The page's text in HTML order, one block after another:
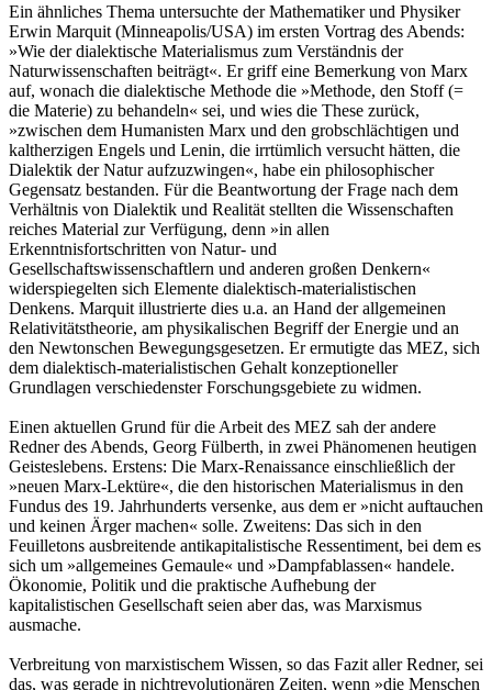
Ein ähnliches Thema untersuchte der Mathematiker und Physiker
Erwin Marquit (Minneapolis/USA) im ersten Vortrag des Abends:
»Wie der dialektische Materialismus zum Verständnis der
Naturwissenschaften beiträgt«. Er griff eine Bemerkung von Marx
auf, wonach die dialektische Methode die »Methode, den Stoff (=
die Materie) zu behandeln« sei, und wies die These zurück,
»zwischen dem Humanisten Marx und den grobschlächtigen und
kaltherzigen Engels und Lenin, die irrtümlich versucht hätten, die
Dialektik der Natur aufzuzwingen«, habe ein philosophischer
Gegensatz bestanden. Für die Beantwortung der Frage nach dem
Verhältnis von Dialektik und Realität stellten die Wissenschaften
reiches Material zur Verfügung, denn »in allen
Erkenntnisfortschritten von Natur- und
Gesellschaftswissenschaftlern und anderen großen Denkern«
widerspiegelten sich Elemente dialektisch-materialistischen
Denkens. Marquit illustrierte dies u.a. an Hand der allgemeinen
Relativitätstheorie, am physikalischen Begriff der Energie und an
den Newtonschen Bewegungsgesetzen. Er ermutigte das MEZ, sich
dem dialektisch-materialistischen Gehalt konzeptioneller
Grundlagen verschiedenster Forschungsgebiete zu widmen.
Einen aktuellen Grund für die Arbeit des MEZ sah der andere
Redner des Abends, Georg Fülberth, in zwei Phänomenen heutigen
Geisteslebens. Erstens: Die Marx-Renaissance einschließlich der
»neuen Marx-Lektüre«, die den historischen Materialismus in den
Fundus des 19. Jahrhunderts versenke, aus dem er »nicht auftauchen
und keinen Ärger machen« solle. Zweitens: Das sich in den
Feuilletons ausbreitende antikapitalistische Ressentiment, bei dem es
sich um »allgemeines Gemaule« und »Dampfablassen« handele.
Ökonomie, Politik und die praktische Aufhebung der
kapitalistischen Gesellschaft seien aber das, was Marxismus
ausmache.
Verbreitung von marxistischem Wissen, so das Fazit aller Redner, sei
das, was gerade in nichtrevolutionären Zeiten, wenn »die Menschen